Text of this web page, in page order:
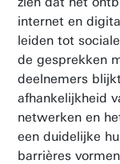
internet en
leiden tot
de gesprekken
deelnemers
afhankelijkheid
netwerken en
een duidelijke
barrières